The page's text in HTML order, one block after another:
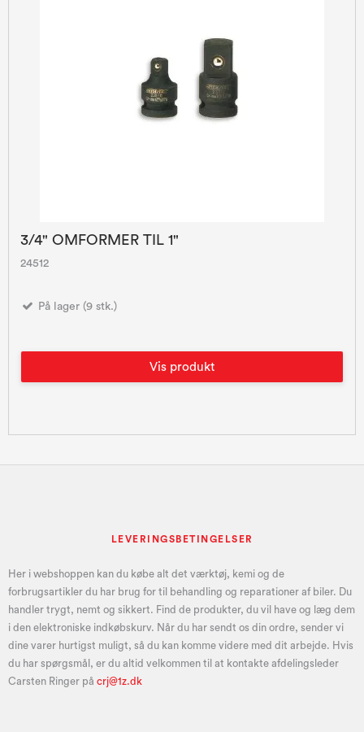
3/4" OMFORMER TIL 1"
24512
På lager (9 stk.)
Vis produkt
LEVERINGSBETINGELSER
Her i webshoppen kan du købe alt det værktøj, kemi og de
forbrugsartikler du har brug for til behandling og reparationer af biler. Du
handler trygt, nemt og sikkert. Find de produkter, du vil have og læg dem
i den elektroniske indkøbskurv. Når du har sendt os din ordre, sender vi
dine varer hurtigst muligt, så du kan komme videre med dit arbejde. Hvis
du har spørgsmål, er du altid velkommen til at kontakte afdelingsleder
Carsten Ringer på crj@1z.dk